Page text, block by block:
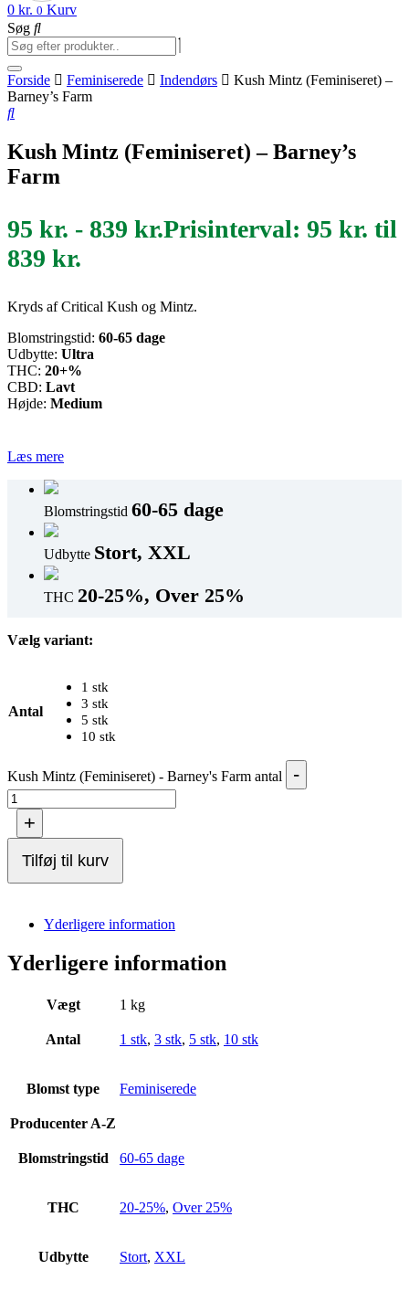
0 kr. 0 Kurv
Søg
Forside Feminiserede Indendørs
Kush Mintz (Feminiseret) –
Barney’s Farm
Kush Mintz (Feminiseret) – Barney’s
Farm
95 kr. - 839 kr.Prisinterval: 95 kr. til
839 kr.
Kryds af Critical Kush og Mintz.
Blomstringstid: 60-65 dage
Udbytte: Ultra
THC: 20+%
CBD: Lavt
Højde: Medium
Læs mere
Blomstringstid 60-65 dage
Udbytte Stort, XXL
THC 20-25%, Over 25%
Vælg variant:
Antal
1 stk
3 stk
5 stk
10 stk
Kush Mintz (Feminiseret) - Barney's Farm antal -
+
Tilføj til kurv
Yderligere information
Yderligere information
Vægt 1 kg
Antal 1 stk, 3 stk, 5 stk, 10 stk
Blomst type Feminiserede
Producenter A-Z
Blomstringstid 60-65 dage
THC 20-25%, Over 25%
Udbytte Stort, XXL